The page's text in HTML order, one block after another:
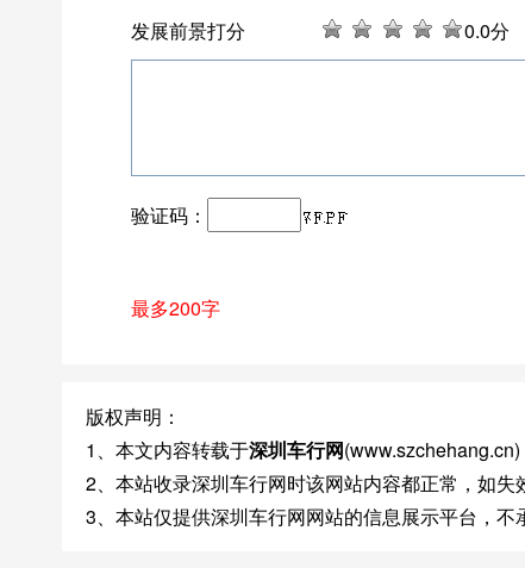
发展前景打分
0.0分
验证码：
最多200字
版权声明：
1、本文内容转载于深圳车行网
2、本站收录深圳车行网时该网站内容都正常，如失
3、本站仅提供深圳车行网网站的信息展示平台，不